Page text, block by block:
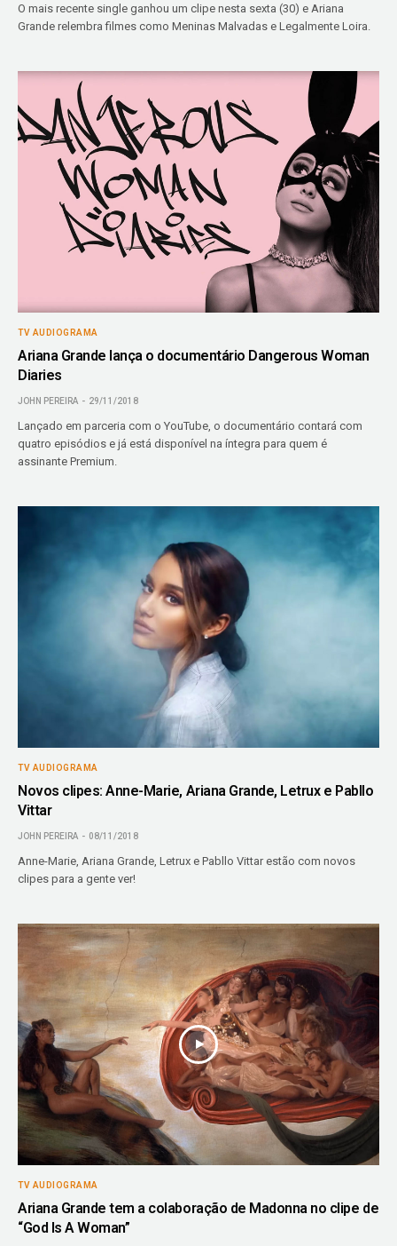
O mais recente single ganhou um clipe nesta sexta (30) e Ariana
Grande relembra filmes como Meninas Malvadas e Legalmente Loira.
TV AUDIOGRAMA
Ariana Grande lança o documentário Dangerous Woman
Diaries
JOHN PEREIRA 29/11/2018
Lançado em parceria com o YouTube, o documentário contará com
quatro episódios e já está disponível na íntegra para quem é
assinante Premium.
TV AUDIOGRAMA
Novos clipes: Anne-Marie, Ariana Grande, Letrux e Pabllo
Vittar
JOHN PEREIRA 08/11/2018
Anne-Marie, Ariana Grande, Letrux e Pabllo Vittar estão com novos
clipes para a gente ver!
TV AUDIOGRAMA
Ariana Grande tem a colaboração de Madonna no clipe de
“God Is A Woman”